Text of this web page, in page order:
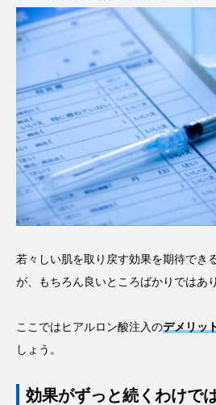
若々しい肌を取り戻す効果を期待でき
が、もちろん良いところばかりではあ
ここではヒアルロン酸注入のデメリッ
しょう。
効果がずっと続くわけで